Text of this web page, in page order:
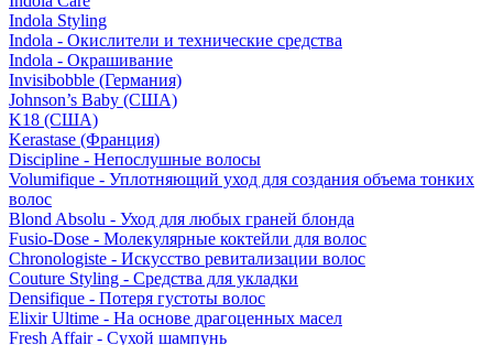
Indola Styling
Indola - Окислители и технические средства
Indola - Окрашивание
Invisibobble (Германия)
Johnson’s Baby (США)
K18 (США)
Kerastase (Франция)
Discipline - Непослушные волосы
Volumifique - Уплотняющий уход для создания объема тонких
волос
Blond Absolu - Уход для любых граней блонда
Fusio-Dose - Молекулярные коктейли для волос
Chronologiste - Искусство ревитализации волос
Couture Styling - Средства для укладки
Densifique - Потеря густоты волос
Elixir Ultime - На основе драгоценных масел
Fresh Affair - Сухой шампунь